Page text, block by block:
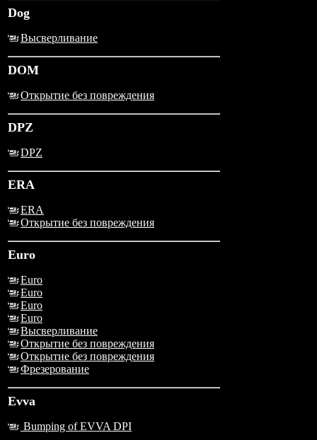
Dog
Высверливание
DOM
Открытие без повреждения
DPZ
DPZ
ERA
ERA
Открытие без повреждения
Euro
Euro
Euro
Euro
Euro
Высверливание
Открытие без повреждения
Открытие без повреждения
Фрезерование
Evva
Bumping of EVVA DPI